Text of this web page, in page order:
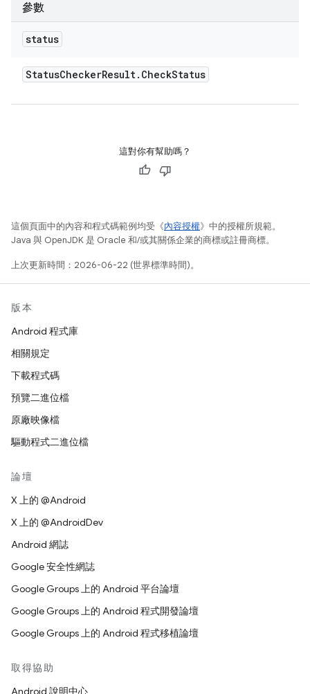
參數
status
StatusCheckerResult. CheckStatus
這對你有幫助嗎？
這個頁面中的內容和程式碼範例均受《內容授權》中的授權所規範。
Java 與 OpenJDK 是 Oracle 和/或其關係企業的商標或註冊商標。
上次更新時間：2026-06-22 (世界標準時間)。
版本
Android 程式庫
相關規定
下載程式碼
預覽二進位檔
原廠映像檔
驅動程式二進位檔
論壇
X 上的 @Android
X 上的 @AndroidDev
Android 網誌
Google 安全性網誌
Google Groups 上的 Android 平台論壇
Google Groups 上的 Android 程式開發論壇
Google Groups 上的 Android 程式移植論壇
取得協助
Android 說明中心